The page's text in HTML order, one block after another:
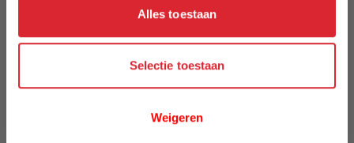
Alles toestaan
Selectie toestaan
Weigeren
Uw naam
Review